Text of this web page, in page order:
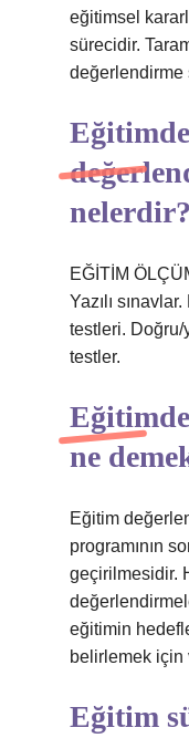
eğitimsel
sürecidir.
değerlendirme
nelerdir?
EĞİTİM
Yazılı
testleri. Doğru/
testler.
ne
Eğitim
programının
geçirilmesidir.
eğitimin
belirlemek için
Eğitim